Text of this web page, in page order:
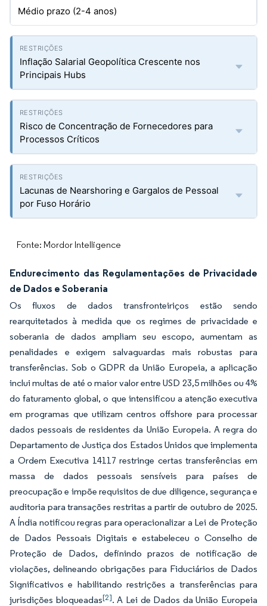
Médio prazo (2-4 anos)
Inflação Salarial Geopolítica Crescente nos
Principais Hubs
Risco de Concentração de Fornecedores para
Processos Críticos
Lacunas de Nearshoring e Gargalos de Pessoal
por Fuso Horário
Fonte: Mordor Intelligence
Endurecimento das Regulamentações de Privacidade
de Dados e Soberania
Os fluxos de dados transfronteiriços estão sendo
rearquitetados à medida que os regimes de privacidade e
soberania de dados ampliam seu escopo, aumentam as
penalidades e exigem salvaguardas mais robustas para
transferências. Sob o GDPR da União Europeia, a aplicação
inclui multas de até o maior valor entre USD 23,5 milhões ou 4%
do faturamento global, o que intensificou a atenção executiva
em programas que utilizam centros offshore para processar
dados pessoais de residentes da União Europeia. A regra do
Departamento de Justiça dos Estados Unidos que implementa
a Ordem Executiva 14117 restringe certas transferências em
massa de dados pessoais sensíveis para países de
preocupação e impõe requisitos de due diligence, segurança e
auditoria para transações restritas a partir de outubro de 2025.
A Índia notificou regras para operacionalizar a Lei de Proteção
de Dados Pessoais Digitais e estabeleceu o Conselho de
Proteção de Dados, definindo prazos de notificação de
violações, delineando obrigações para Fiduciários de Dados
Significativos e habilitando restrições a transferências para
jurisdições bloqueadas[2]. A Lei de Dados da União Europeia